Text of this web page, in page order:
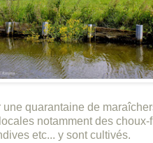
une quarantaine de
notamment des choux-
etc... y sont cultivés.